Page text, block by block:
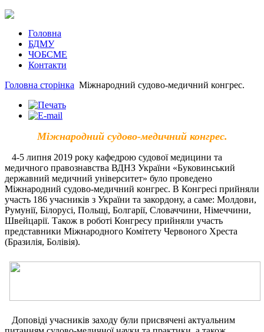
Головна
БДМУ
ЧОБСМЕ
Контакти
Головна сторінка Міжнародний судово-медичний конгрес.
Міжнародний судово-медичний конгрес.
4-5 липня 2019 року кафедрою судової медицини та
медичного правознавства ВДНЗ України «Буковинський
державний медичний університет» було проведено
Міжнародний судово-медичний конгрес. В Конгресі прийняли
участь 186 учасників з України та закордону, а саме: Молдови,
Румунії, Білорусі, Польщі, Болгарії, Словаччини, Німеччини,
Швейцарії. Також в роботі Конгресу прийняли участь
представники Міжнародного Комітету Червоного Хреста
(Бразилія, Болівія).
Доповіді учасників заходу були присвячені актуальним